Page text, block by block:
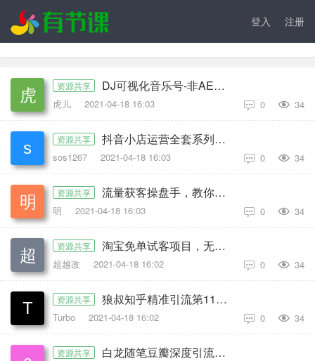
登入 注册
资源共享 DJ可视化音乐号-非AE模板：一个安卓手机即可操作，可U盘变现一单赚100+
虎儿 2021-04-18 16:03 0  34
资源共享 抖音小店运营全套系列课：从基础入门到进阶精通，系统掌握月销百万小店核心秘密
sos1267 2021-04-18 16:03 0  34
资源共享 流量获客操盘手，教你精准获客，从0到1搭建流量矩阵
明 2021-04-18 16:03 0  34
资源共享 淘宝免单试客项目，无需引流平台矩阵玩法，单人月稳5000+
超越改 2021-04-18 16:02 0  34
资源共享 狼叔知乎精准引流第11期，知乎好物变现技术课程
Turbo 2021-04-18 16:02 0  34
资源共享 白龙随笔豆瓣深度引流课，日引200+精准粉